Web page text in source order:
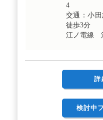
4
交通：小
徒歩3分
江ノ電線
詳
検討中